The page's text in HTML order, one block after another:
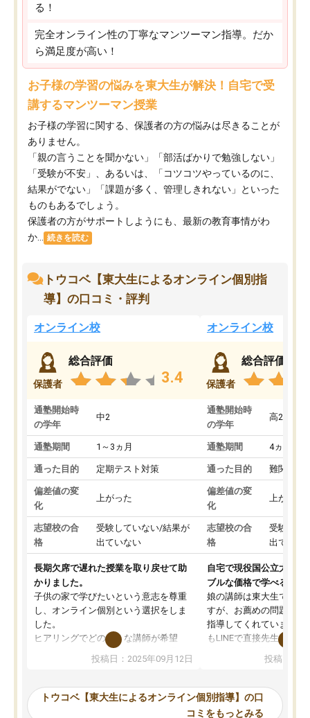
る！
完全オンライン性の丁寧なマンツーマン指導。だか
ら満足度が高い！
お子様の学習の悩みを東大生が解決！自宅で受
講するマンツーマン授業
お子様の学習に関する、保護者の方の悩みは尽きることが
ありません。
「親の言うことを聞かない」「部活ばかりで勉強しない」
「受験が不安」、あるいは、「コツコツやっているのに、
結果がでない」「課題が多く、管理しきれない」といった
ものもあるでしょう。
保護者の方がサポートしようにも、最新の教育事情がわ
か...
続きを読む
トウコベ【東大生によるオンライン個別指
導】の口コミ・評判
オンライン校
保護者
総合評価
3.4
通塾開始時
の学年
中2
通塾期間 1～3ヵ月
通った目的 定期テスト対策
偏差値の変
化
上がった
志望校の合
格
受験していない/結果が
出ていない
長期欠席で遅れた授業を取り戻せて助
かりました。
子供の家で学びたいという意志を尊重
し、オンライン個別という選択をしま
した。
ヒアリングでどのような講師が希望
か、オプションは付帯するかなど選ぶ
事が出来ました。
ーティングを行い、その講師で良いか
投稿日：2025年09月12日
オンライン校
保護者
総合評価
通塾開始時
の学年
高2
通塾期間 4ヵ月～1
通った目的 難関私立
偏差値の変
化
上がった
志望校の合
格
受験して
出ていな
自宅で現役国公立大学生
ブルな価格で学べる
娘の講師は東大生では無
すが、お薦めの問題集や
指導してくれています。
もLINEで直接先生に質問
めれるので、個人に合
いなのがあり(有料)、受
ことをどんなスケジュー
投稿日：
トウコベ【東大生によるオンライン個別指導】の口
コミをもっとみる